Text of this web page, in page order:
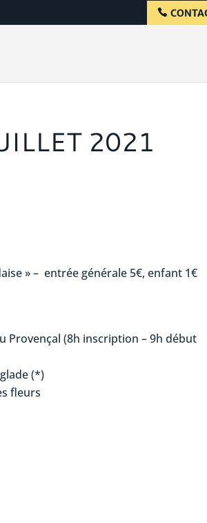
2021
» – entrée générale 5€, enfant 1€
Provençal (8h inscription – 9h début
(*)
fleurs